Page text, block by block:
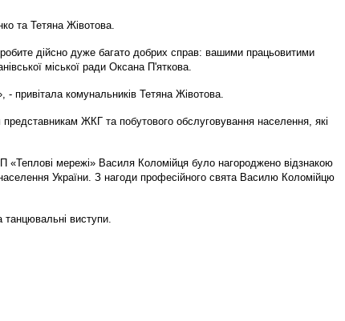
та Тетяна Жівотова.
дійсно дуже багато добрих справ: вашими працьовитими
міської ради Оксана П'яткова.
привітала комунальників Тетяна Жівотова.
ЖКГ та побутового обслуговування населення, які
«Теплові мережі» Василя Коломійця було нагороджено відзнакою
України. З нагоди професійного свята Василю Коломійцю
танцювальні виступи.